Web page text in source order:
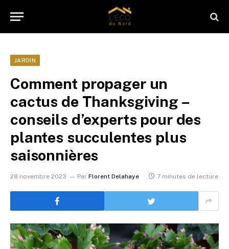
JARDIN
Comment propager un
cactus de Thanksgiving –
conseils d’experts pour des
plantes succulentes plus
saisonnières
28 novembre 2023 Par Florent Delahaye 7 minutes de lecture